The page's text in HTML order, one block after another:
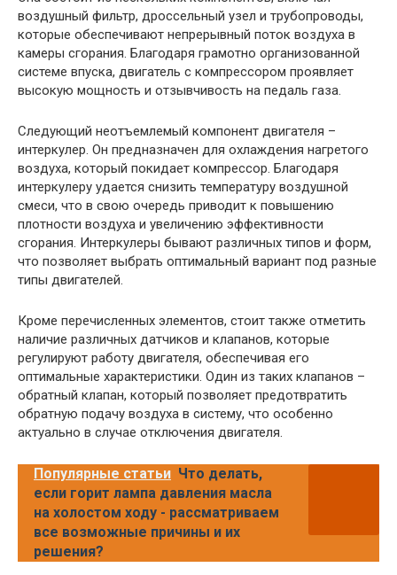
воздушный фильтр, дроссельный узел и трубопроводы,
которые обеспечивают непрерывный поток воздуха в
камеры сгорания. Благодаря грамотно организованной
системе впуска, двигатель с компрессором проявляет
высокую мощность и отзывчивость на педаль газа.
Следующий неотъемлемый компонент двигателя –
интеркулер. Он предназначен для охлаждения нагретого
воздуха, который покидает компрессор. Благодаря
интеркулеру удается снизить температуру воздушной
смеси, что в свою очередь приводит к повышению
плотности воздуха и увеличению эффективности
сгорания. Интеркулеры бывают различных типов и форм,
что позволяет выбрать оптимальный вариант под разные
типы двигателей.
Кроме перечисленных элементов, стоит также отметить
наличие различных датчиков и клапанов, которые
регулируют работу двигателя, обеспечивая его
оптимальные характеристики. Один из таких клапанов –
обратный клапан, который позволяет предотвратить
обратную подачу воздуха в систему, что особенно
актуально в случае отключения двигателя.
Популярные статьи Что делать,
если горит лампа давления масла
на холостом ходу - рассматриваем
все возможные причины и их
решения?